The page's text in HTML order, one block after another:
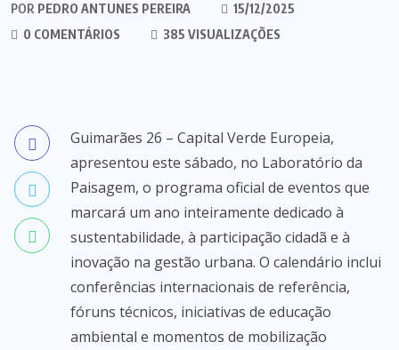
POR PEDRO ANTUNES PEREIRA
15/12/2025
0 COMENTÁRIOS
385 VISUALIZAÇÕES
Guimarães 26 – Capital Verde Europeia,
apresentou este sábado, no Laboratório da
Paisagem, o programa oficial de eventos que
marcará um ano inteiramente dedicado à
sustentabilidade, à participação cidadã e à
inovação na gestão urbana. O calendário inclui
conferências internacionais de referência,
fóruns técnicos, iniciativas de educação
ambiental e momentos de mobilização